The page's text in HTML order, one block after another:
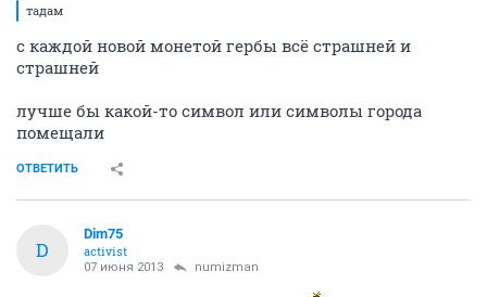
тадам
с каждой новой монетой гербы всё страшней и
страшней
лучше бы какой-то символ или символы города
помещали
ОТВЕТИТЬ
D
Dim75
activist
07 июня 2013 numizman